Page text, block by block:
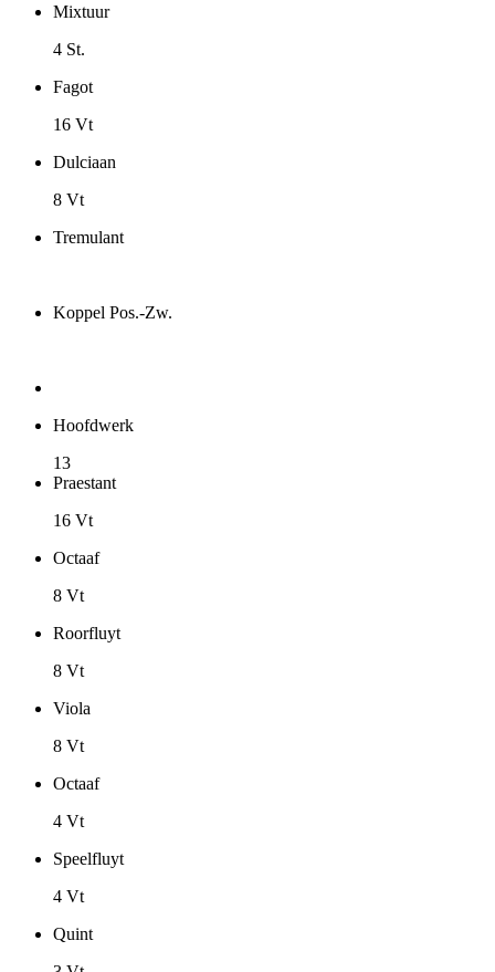
Mixtuur
4 St.
Fagot
16 Vt
Dulciaan
8 Vt
Tremulant
Koppel Pos.-Zw.
Hoofdwerk
13
Praestant
16 Vt
Octaaf
8 Vt
Roorfluyt
8 Vt
Viola
8 Vt
Octaaf
4 Vt
Speelfluyt
4 Vt
Quint